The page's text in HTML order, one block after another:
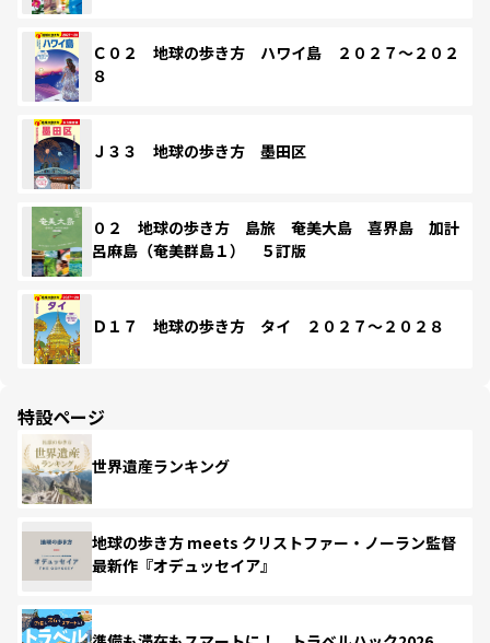
Ｃ０２ 地球の歩き方 ハワイ島 ２０２７～２０２
８
Ｊ３３ 地球の歩き方 墨田区
０２ 地球の歩き方 島旅 奄美大島 喜界島 加計
呂麻島（奄美群島１） ５訂版
Ｄ１７ 地球の歩き方 タイ ２０２７～２０２８
特設ページ
世界遺産ランキング
地球の歩き方 meets クリストファー・ノーラン監督
最新作『オデュッセイア』